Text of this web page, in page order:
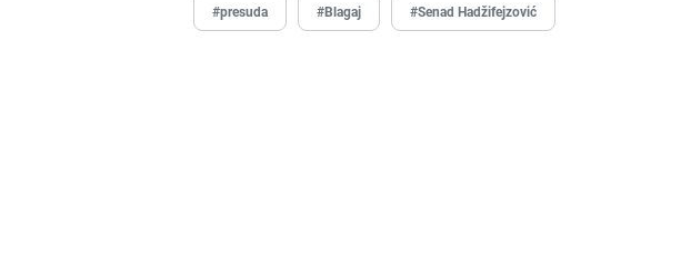
#presuda #Blagaj #Senad Hadžifejzović